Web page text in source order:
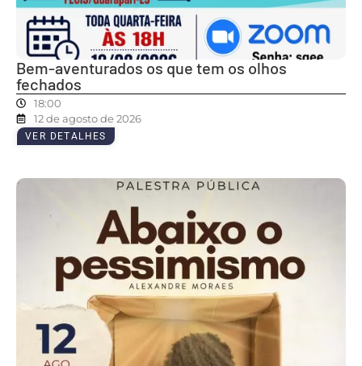
Bem-aventurados os que tem os olhos
fechados
18:00
12 de agosto de 2026
VER DETALHES